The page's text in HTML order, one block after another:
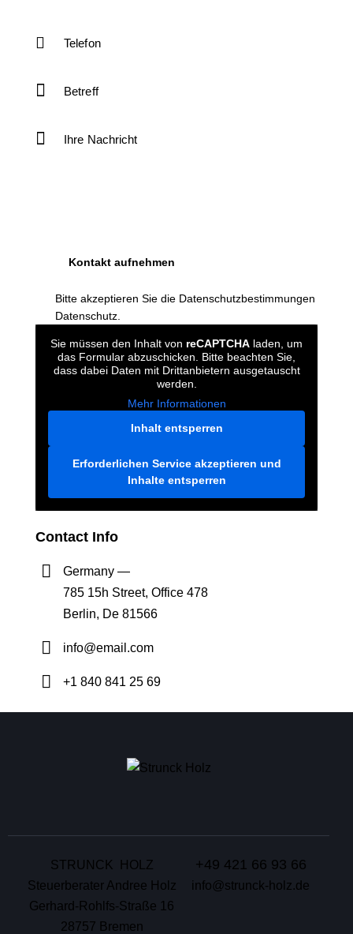
Bitte akzeptieren Sie die Datenschutzbestimmungen
Datenschutz
Sie müssen den Inhalt von reCAPTCHA laden, um
das Formular abzuschicken. Bitte beachten Sie,
dass dabei Daten mit Drittanbietern ausgetauscht
werden.
Mehr Informationen
Inhalt entsperren
Erforderlichen Service akzeptieren und
Inhalte entsperren
Contact Info
Germany —
785 15h Street, Office 478
Berlin, De 81566
info@email.com
+1 840 841 25 69
STRUNCK HOLZ
Steuerberater Andree Holz
Gerhard-Rohlfs-Straße 16
28757 Bremen
+49 421 66 93 66
info@strunck-holz.de